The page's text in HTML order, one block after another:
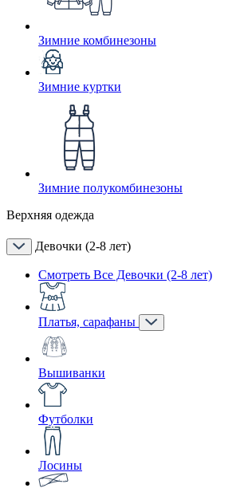
Зимние комбинезоны
Зимние куртки
Зимние полукомбинезоны
Верхняя одежда
Девочки (2-8 лет)
Смотреть Все Девочки (2-8 лет)
Платья, сарафаны
Вышиванки
Футболки
Лосины